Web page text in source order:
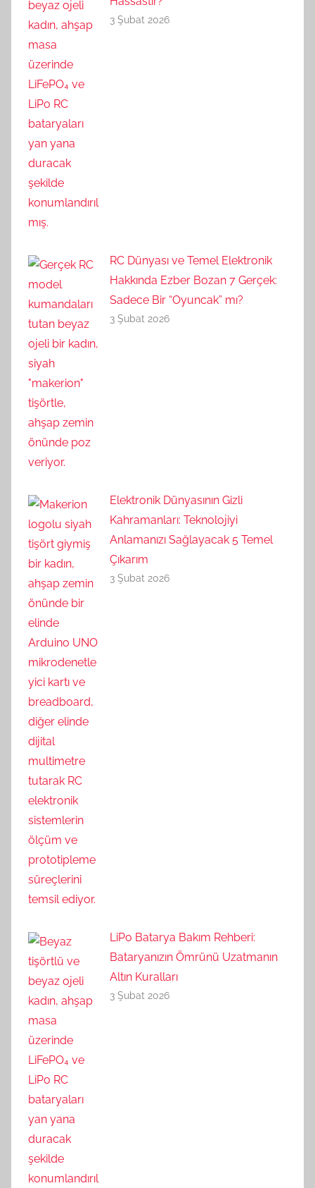
3 Şubat 2026
RC Dünyası ve Temel Elektronik
Hakkında Ezber Bozan 7 Gerçek:
Sadece Bir “Oyuncak” mı?
3 Şubat 2026
Elektronik Dünyasının Gizli
Kahramanları: Teknolojiyi
Anlamanızı Sağlayacak 5 Temel
Çıkarım
3 Şubat 2026
LiPo Batarya Bakım Rehberi:
Bataryanızın Ömrünü Uzatmanın
Altın Kuralları
3 Şubat 2026